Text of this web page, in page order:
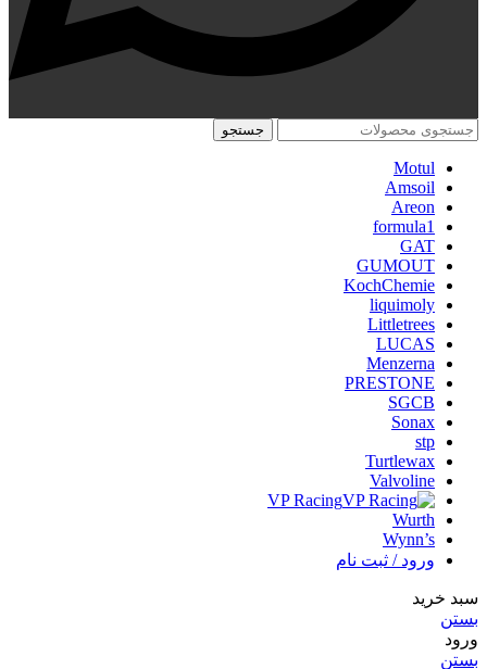
جستجو
Motul
Amsoil
Areon
formula1
GAT
GUMOUT
KochChemie
liquimoly
Littletrees
LUCAS
Menzerna
PRESTONE
SGCB
Sonax
stp
Turtlewax
Valvoline
VP Racing
Wurth
Wynn’s
ورود / ثبت نام
سبد خرید
بستن
ورود
بستن